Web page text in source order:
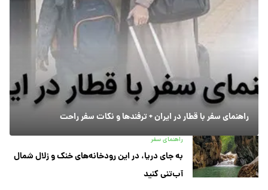
راهنمای سفر با قطار در ایران + ترفندها و نکات سفر راحت
راهنمای سفر
به جای دریا، در این رودخانه‌های خنک و زلال شمال
آب‌تنی کنید